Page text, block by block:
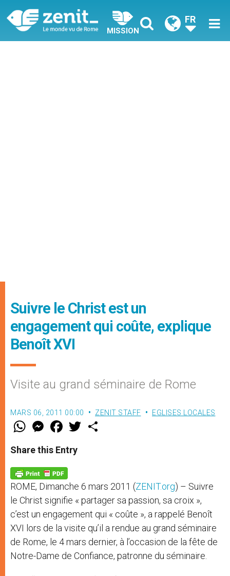
MISSION
FR
Suivre le Christ est un
engagement qui coûte, explique
Benoît XVI
Visite au grand séminaire de Rome
MARS 06, 2011 00:00 ZENIT STAFF EGLISES LOCALES
W
t
s
p
p
M
e
s
e
g
e
r
F
a
e
b
o
k
w
Share this Entry
ROME, Dimanche 6 mars 2011 (ZENIT.org) – Suivre
le Christ signifie « partager sa passion, sa croix »,
c’est un engagement qui « coûte », a rappelé Benoît
XVI lors de la visite qu’il a rendue au grand séminaire
de Rome, le 4 mars dernier, à l’occasion de la fête de
Notre-Dame de Confiance, patronne du séminaire.